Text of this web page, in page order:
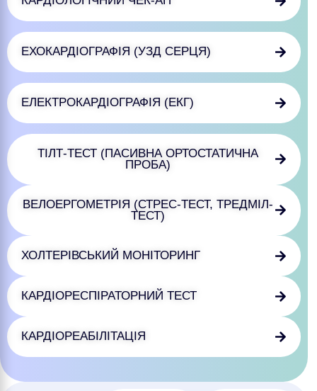
ЕХОКАРДІОГРАФІЯ (УЗД СЕРЦЯ)
ЕЛЕКТРОКАРДІОГРАФІЯ (ЕКГ)
ТІЛТ-ТЕСТ (ПАСИВНА ОРТОСТАТИЧНА
ПРОБА)
ВЕЛОЕРГОМЕТРІЯ (СТРЕС-ТЕСТ, ТРЕДМІЛ-
ТЕСТ)
ХОЛТЕРІВСЬКИЙ МОНІТОРИНГ
КАРДІОРЕСПІРАТОРНИЙ ТЕСТ
КАРДІОРЕАБІЛІТАЦІЯ